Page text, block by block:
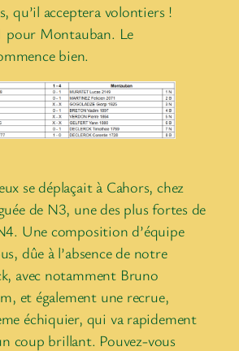
qu’il acceptera volontiers !
pour Montauban. Le
bien.
se déplaçait à Cahors, chez
de N3, une des plus fortes de
Une composition d’équipe
dûe à l’absence de notre
avec notamment Bruno
et également une recrue,
échiquier, qui va rapidement
coup brillant. Pouvez-vous